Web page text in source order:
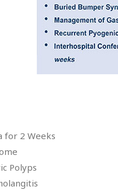
for 2 Weeks
Polyps